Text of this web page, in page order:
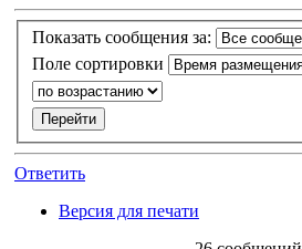
Показать сообщения за:
Поле сортировки
Ответить
Версия для печати